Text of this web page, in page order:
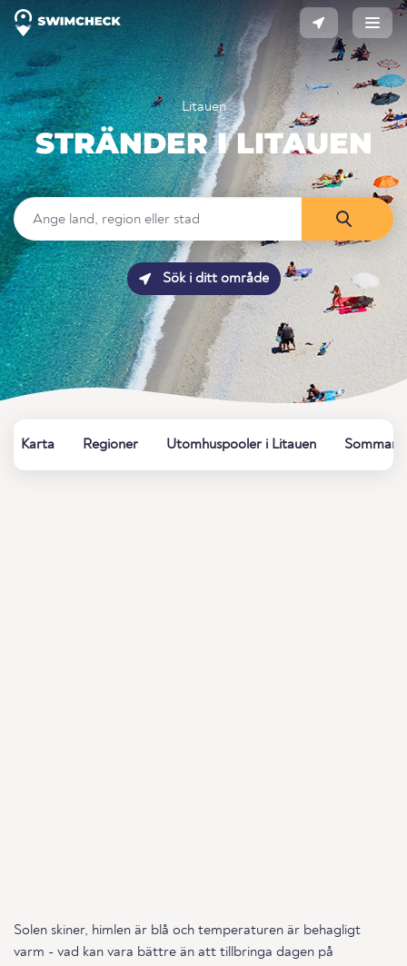
Litauen
STRÄNDER I LITAUEN
Sök i ditt område
Karta Regioner Utomhuspooler i Litauen
Solen skiner, himlen är blå och temperaturen är behagligt
varm - vad kan vara bättre än att tillbringa dagen på